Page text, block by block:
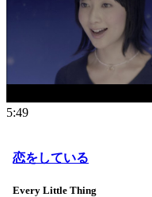
5:49
恋をしている
Every Little Thing